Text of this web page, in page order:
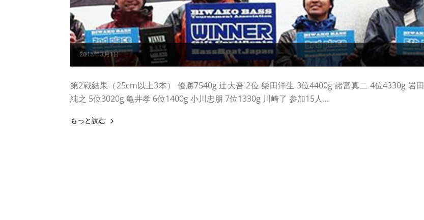
2015年3月1日
第2戦結果（25cm以上3本） 優勝7540g 辻大吾 2位 柴田洋生 3位4400g 諸富真二 4位4330g 岩田
純之 5位3020g 亀井孝 6位1400g 小川忠朋 7位1330g 川崎了 参加15人...
もっと読む